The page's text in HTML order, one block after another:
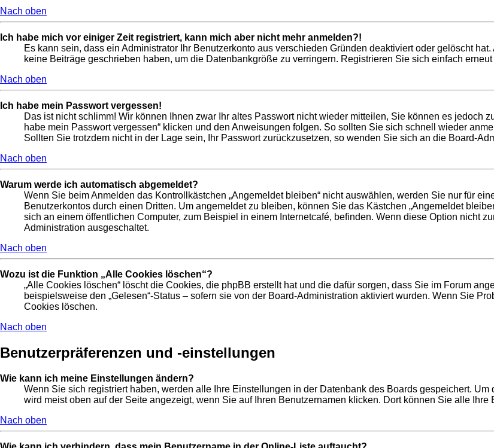
Nach oben
Ich habe mich vor einiger Zeit registriert, kann mich aber nicht mehr anmelden?!
Es kann sein, dass ein Administrator Ihr Benutzerkonto aus verschieden Gründen deaktiviert oder gelöscht
keine Beiträge geschrieben haben, um die Datenbankgröße zu verringern. Registrieren Sie sich einfach
Nach oben
Ich habe mein Passwort vergessen!
Das ist nicht schlimm! Wir können Ihnen zwar Ihr altes Passwort nicht wieder mitteilen, Sie können es jedoch
habe mein Passwort vergessen“ klicken und den Anweisungen folgen. So sollten Sie sich schnell wieder
Sollten Sie trotzdem nicht in der Lage sein, Ihr Passwort zurückzusetzen, so wenden Sie sich an die Board-
Nach oben
Warum werde ich automatisch abgemeldet?
Wenn Sie beim Anmelden das Kontrollkästchen „Angemeldet bleiben“ nicht auswählen, werden Sie nur für
Benutzerkontos durch einen Dritten. Um angemeldet zu bleiben, können Sie das Kästchen „Angemeldet
sich an einem öffentlichen Computer, zum Beispiel in einem Internetcafé, befinden. Wenn diese Option nicht
Administration ausgeschaltet.
Nach oben
Wozu ist die Funktion „Alle Cookies löschen“?
„Alle Cookies löschen“ löscht die Cookies, die phpBB erstellt hat und die dafür sorgen, dass Sie im Forum
beispielsweise den „Gelesen“-Status – sofern sie von der Board-Administration aktiviert wurden. Wenn Sie
Cookies löschen.
Nach oben
Benutzerpräferenzen und -einstellungen
Wie kann ich meine Einstellungen ändern?
Wenn Sie sich registriert haben, werden alle Ihre Einstellungen in der Datenbank des Boards gespeichert.
wird meist oben auf der Seite angezeigt, wenn Sie auf Ihren Benutzernamen klicken. Dort können Sie alle Ihre
Nach oben